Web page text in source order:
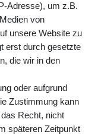
Service- und
Angebote
Adresse), um z.B.
von
unsere Website zu
erst durch gesetzte
die wir in den
oder aufgrund
Zustimmung kann
Recht, nicht
späteren Zeitpunkt